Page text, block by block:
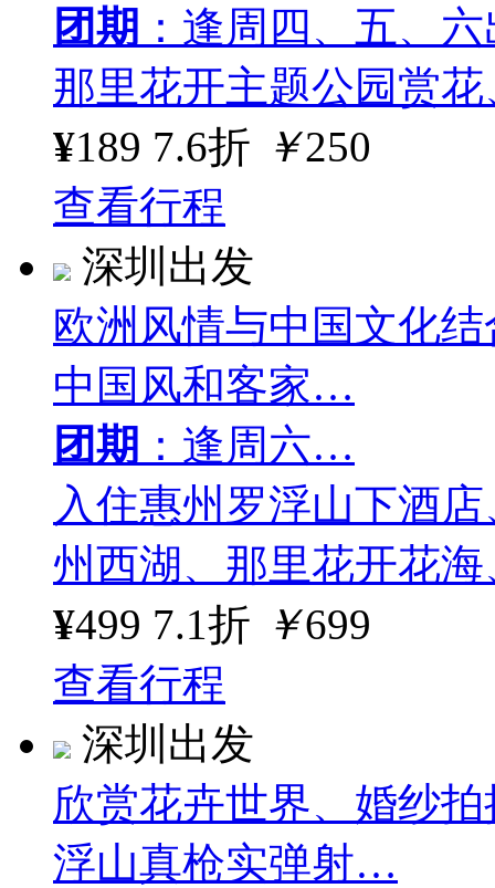
团期 ：逢周四、五、
那里花开主题公园赏
¥189 7.6折 ￥250
查看行程
深圳出发
欧洲风情与中国文化
中国风和客家…
团期 ：逢周六…
入住惠州罗浮山下酒
州西湖、那里花开花
¥499 7.1折 ￥699
查看行程
深圳出发
欣赏花卉世界、婚纱
浮山真枪实弹射…